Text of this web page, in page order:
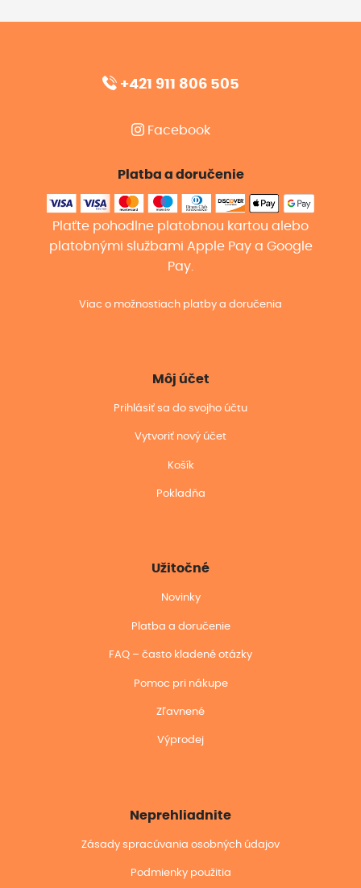
+421 911 806 505
Facebook
Platba a doručenie
Plaťte pohodlne platobnou kartou alebo
platobnými službami Apple Pay a Google
Pay.
Viac o možnostiach platby a doručenia
Môj účet
Prihlásiť sa do svojho účtu
Vytvoriť nový účet
Košík
Pokladňa
Užitočné
Novinky
Platba a doručenie
FAQ – často kladené otázky
Pomoc pri nákupe
Zľavnené
Výprodej
Neprehliadnite
Zásady spracúvania osobných údajov
Podmienky použitia